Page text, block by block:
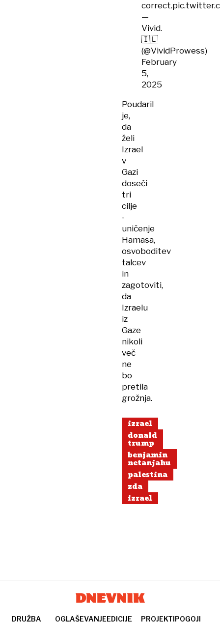
correct.
—
Vivid.
🇮🇱
(@VividProwess)
February
5,
2025
Poudaril
je,
da
želi
Izrael
v
Gazi
doseči
tri
cilje
-
uničenje
Hamasa,
osvoboditev
talcev
in
zagotoviti,
da
Izraelu
iz
Gaze
nikoli
več
ne
bo
pretila
grožnja.
izrael
donald
trump
benjamin
netanjahu
palestina
zda
izrael
DRUŽBA OGLAŠEVANJEEDICIJE PROJEKTIPOGOJI